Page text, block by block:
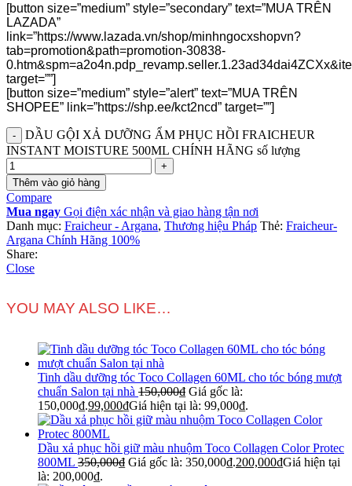
[button size=”medium” style=”secondary” text=”MUA TRÊN
LAZADA”
link=”https://www.lazada.vn/shop/minhngocxshopvn?
tab=promotion&path=promotion-30838-
target=””]
[button size=”medium” style=”alert” text=”MUA TRÊN
SHOPEE” link=”https://shp.ee/kct2ncd” target=””]
DẦU GỘI XẢ DƯỠNG ẨM PHỤC HỒI FRAICHEUR
INSTANT MOISTURE 500ML CHÍNH HÃNG số lượng
Thêm vào giỏ hàng
Compare
Mua ngay Gọi điện xác nhận và giao hàng tận nơi
Danh mục: Fraicheur - Argana, Thương hiệu Pháp Thẻ: Fraicheur-
Argana Chính Hãng 100%
Share:
Close
YOU MAY ALSO LIKE…
Tinh dầu dưỡng tóc Toco Collagen 60ML cho tóc bóng mượt
chuẩn Salon tại nhà 150,000₫ Giá gốc là:
150,000₫.99,000₫Giá hiện tại là: 99,000₫.
Dầu xả phục hồi giữ màu nhuộm Toco Collagen Color Protec
800ML 350,000₫ Giá gốc là: 350,000₫.200,000₫Giá hiện tại
là: 200,000₫.